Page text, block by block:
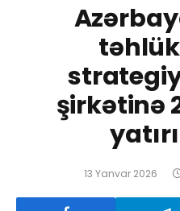
şirkətinə
13 Yanvar 2026